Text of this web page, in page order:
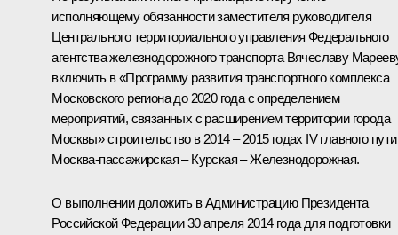
исполняющему обязанности заместителя руководителя
Центрального территориального управления Федерального
агентства железнодорожного транспорта Вячеславу
включить в «Программу развития транспортного комплекса
Московского региона до 2020 года с определением
мероприятий, связанных с расширением территории города
Москвы» строительство в 2014 – 2015 годах IV главного пути
Москва-пассажирская – Курская – Железнодорожная.
О выполнении доложить в Администрацию Президента
Российской Федерации 30 апреля 2014 года для подготовки